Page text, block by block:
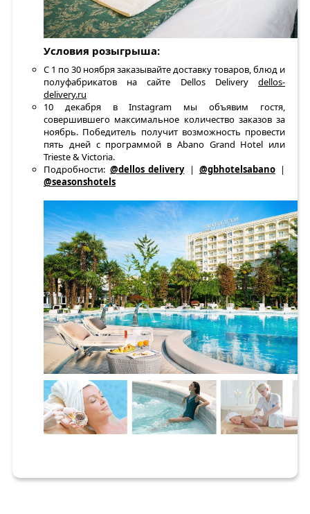
Условия розыгрыша:
С 1 по 30 ноября заказывайте доставку товаров, блюд и
полуфабрикатов на сайте Dellos Delivery dellos-
delivery.ru
10 декабря в Instagram мы объявим гостя,
совершившего максимальное количество заказов за
ноябрь. Победитель получит возможность провести
пять дней с программой в Abano Grand Hotel или
Trieste & Victoria.
Подробности:@dellos_delivery| @gbhotelsabano|
@seasonshotels